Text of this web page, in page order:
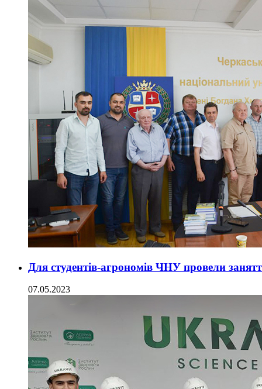
Для студентів-агрономів ЧНУ провели
07.05.2023